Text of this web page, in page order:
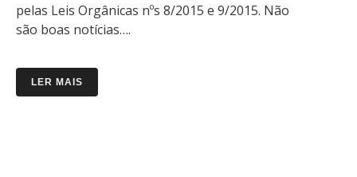
pelas Leis Orgânicas nºs 8/2015 e 9/2015. Não
são boas notícias….
LER MAIS